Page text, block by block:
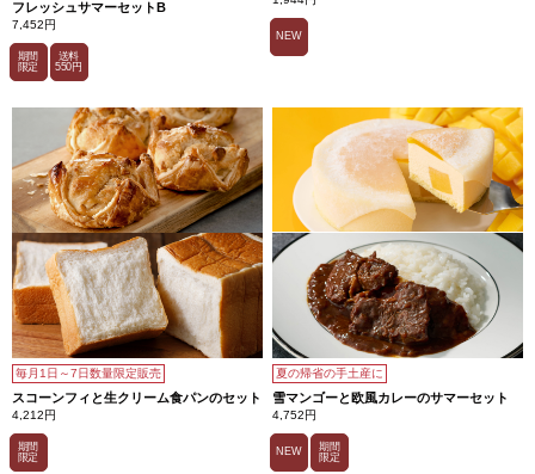
フレッシュサマーセットB
7,452円
期間
限定
送料
550円
NEW
毎月1日～7日数量限定販売
スコーンフィと生クリーム食パンのセット
4,212円
期間
限定
夏の帰省の手土産に
雪マンゴーと欧風カレーのサマーセット
4,752円
NEW
期間
限定